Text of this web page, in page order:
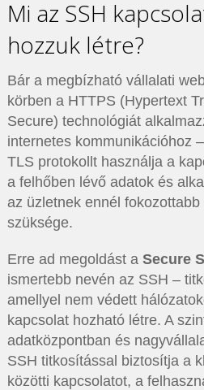
Mi az SSH
hozzuk létre?
Bár a megbízható vállalati
körben a HTTPS (Hypertext
Secure) technológiát
internetes kommunikációhoz
TLS protokollt használja a
a felhőben lévő adatok és
az üzletnek ennél
szüksége.
Erre ad megoldást aSecure
ismertebb nevén az SSH –
amellyel nem védett
kapcsolat hozható létre. A
adatközpontban és
SSH titkosítással biztosítja a
közötti kapcsolatot, a